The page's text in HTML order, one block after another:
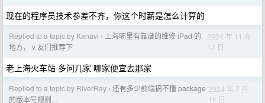
现在的程序员技术参差不齐，你这个时薪是怎么计算的
Replied to a topic by Kanavi ›
上海哪里有靠谱的维修 iPad 的
地方， v 友们推荐下
2024 年 11 月
17 日
老上海火车站 多问几家 哪家便宜去那家
Replied to a topic by RiverRay › 还有多少前端搞不懂 package
的版本号规则...
2024 年 7 月
14 日